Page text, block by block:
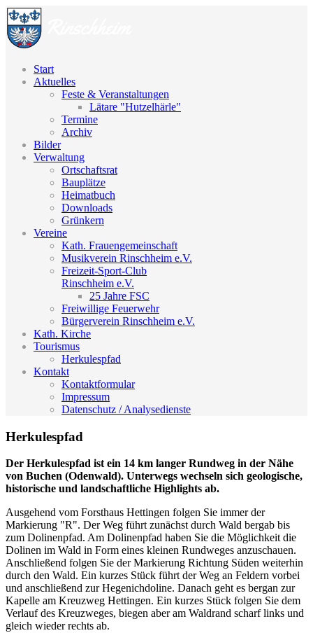
Start
Aktuelles
Feste & Veranstaltungen
Lätare "Hutzelhärle"
Termine
Archiv
Bilder
Verwaltung
Ortschaftsrat
Bauplätze
Heimatbuch
Downloads
Grünkern
Vereine
Kath. Frauengemeinschaft
Musikverein Rinschheim e.V.
Freizeit-Sport-Club
Rinschheim e.V.
25 Jahre FSC
Freiwillige Feuerwehr
Bürgerverein Rinschheim e.V.
Kath. Kirche
Tourismus
Herkulespfad
Kontakt
Kontaktformular
Impressum
Datenschutz / Analysedienste
Herkulespfad
Der Herkulespfad ist ein 14 km langer Rundweg in der Nähe
von Buchen (Odenwald). Unterwegs wechseln sich geologische,
historische und landschaftliche Highlights ab.
Ausgehend vom Forsthaus Hettingen folgen Sie immer der
Markierung "R". Der Weg führt zunächst durch Wald bergab bis
zum Dolinenpfad. Am Dolinenpfad haben Sie die Möglichkeit die
Dolinen im Wald in Form eines kleinen Rundweges anzuschauen.
Anschließend folgen Sie der Markierung Richtung Süden weiterhin
durch den Wald. Ein kurzes Stück führt der Weg an Feldern vorbei
und anschließend zur Hegenichdoline. Danach geht es bergan zur
Kapelle am Kreuzweg Hettingen. Ein kurzes Stück folgen Sie dem
Verlauf des Kreuzweges, biegen aber am Waldrand scharf links und
gleich wieder rechts ab.